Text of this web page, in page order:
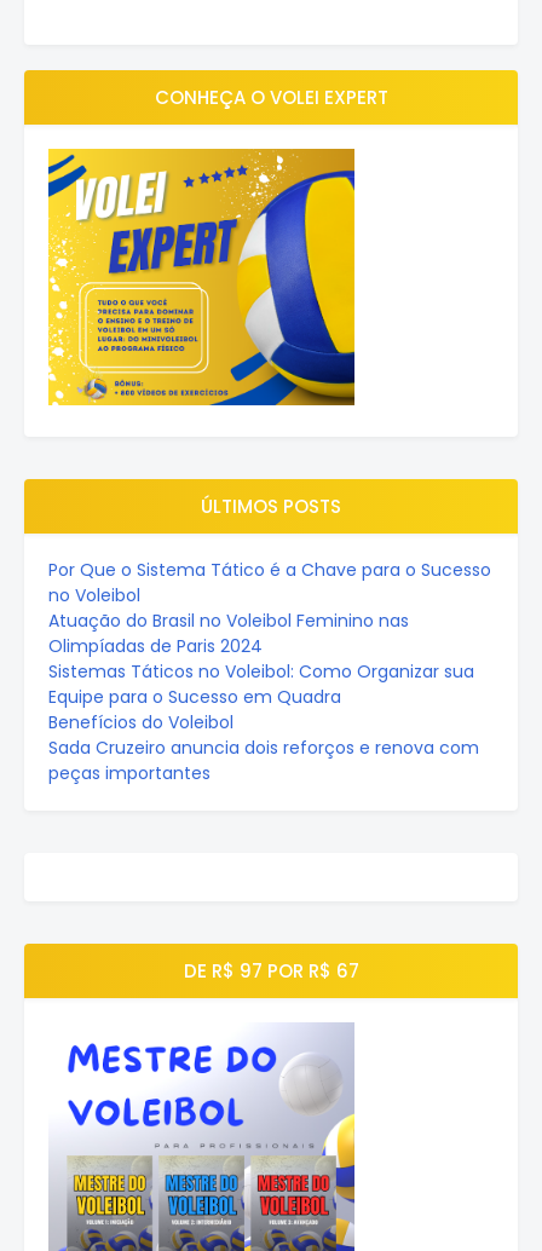
CONHEÇA O VOLEI EXPERT
ÚLTIMOS POSTS
Por Que o Sistema Tático é a Chave para o Sucesso
no Voleibol
Atuação do Brasil no Voleibol Feminino nas
Olimpíadas de Paris 2024
Sistemas Táticos no Voleibol: Como Organizar sua
Equipe para o Sucesso em Quadra
Benefícios do Voleibol
Sada Cruzeiro anuncia dois reforços e renova com
peças importantes
DE R$ 97 POR R$ 67